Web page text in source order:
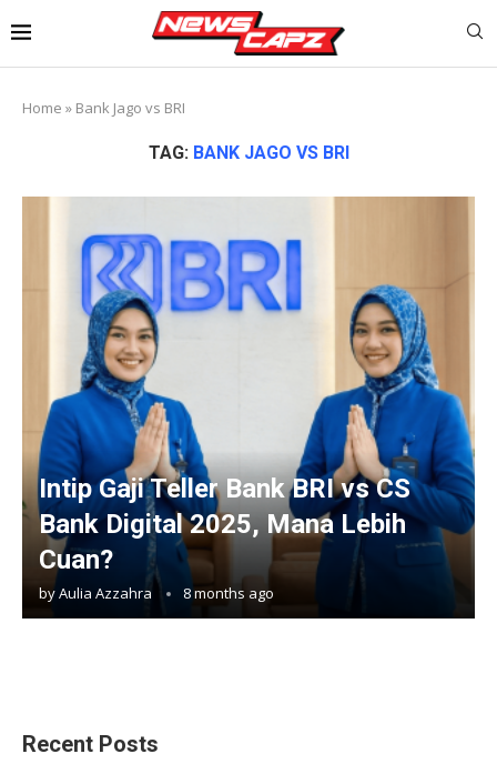
Home » Bank Jago vs BRI
TAG: BANK JAGO VS BRI
Intip Gaji Teller Bank BRI vs CS
Bank Digital 2025, Mana Lebih
Cuan?
byAulia Azzahra 8 months ago
Recent Posts